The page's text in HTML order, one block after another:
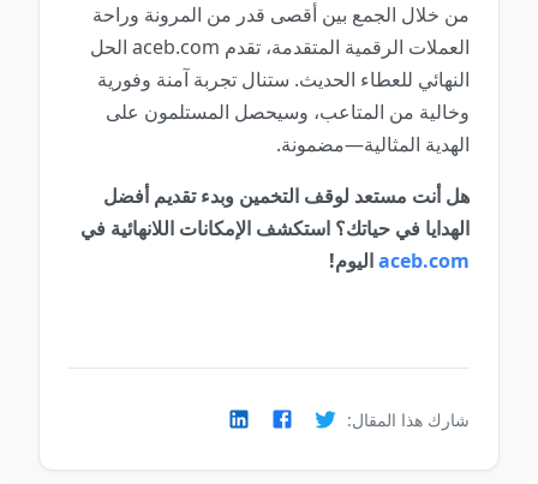
من خلال الجمع بين أقصى قدر من المرونة وراحة
العملات الرقمية المتقدمة، تقدم aceb.com الحل
النهائي للعطاء الحديث. ستنال تجربة آمنة وفورية
وخالية من المتاعب، وسيحصل المستلمون على
الهدية المثالية—مضمونة.
هل أنت مستعد لوقف التخمين وبدء تقديم أفضل
الهدايا في حياتك؟ استكشف الإمكانات اللانهائية في
aceb.comاليوم!
شارك هذا المقال: